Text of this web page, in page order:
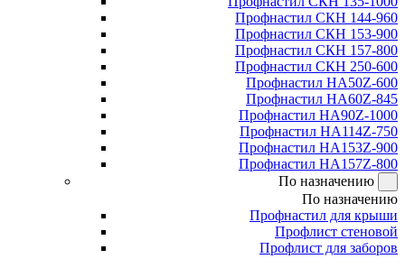
Профнастил СКН 144-960
Профнастил СКН 153-900
Профнастил СКН 157-800
Профнастил СКН 250-600
Профнастил НА50Z-600
Профнастил НА60Z-845
Профнастил НА90Z-1000
Профнастил НА114Z-750
Профнастил НА153Z-900
Профнастил НА157Z-800
По назначению
По назначению
Профнастил для крыши
Профлист стеновой
Профлист для заборов